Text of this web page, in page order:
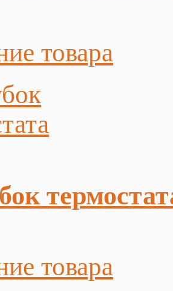
товара
товара